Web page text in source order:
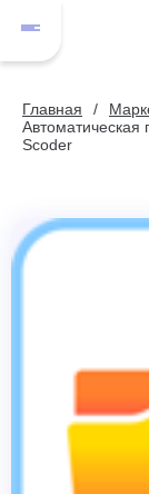
Главная
Автоматическая
Scoder